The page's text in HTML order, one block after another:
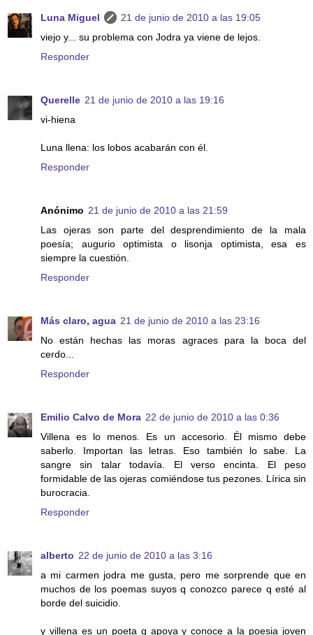
Luna Miguel
21 de junio de 2010 a las 19:05
viejo y... su problema con Jodra ya viene de lejos.
Responder
Querelle 21 de junio de 2010 a las 19:16
vi-hiena
Luna llena: los lobos acabarán con él.
Responder
Anónimo 21 de junio de 2010 a las 21:59
Las ojeras son parte del desprendimiento de la mala
poesía; augurio optimista o lisonja optimista, esa es
siempre la cuestión.
Responder
Más claro, agua 21 de junio de 2010 a las 23:16
No están hechas las moras agraces para la boca del
cerdo...
Responder
Emilio Calvo de Mora 22 de junio de 2010 a las 0:36
Villena es lo menos. Es un accesorio. Él mismo debe
saberlo. Importan las letras. Eso también lo sabe. La
sangre sin talar todavía. El verso encinta. El peso
formidable de las ojeras comiéndose tus pezones. Lírica sin
burocracia.
Responder
alberto 22 de junio de 2010 a las 3:16
a mi carmen jodra me gusta, pero me sorprende que en
muchos de los poemas suyos q conozco parece q esté al
borde del suicidio.
y villena es un poeta q apoya y conoce a la poesia joven